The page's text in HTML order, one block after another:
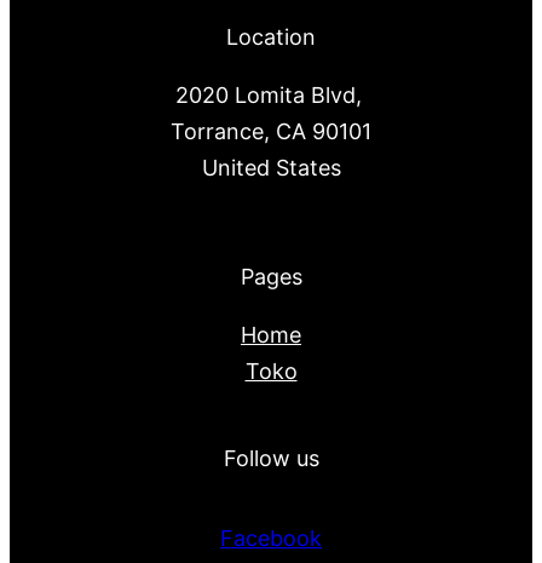
Location
2020 Lomita Blvd,
Torrance, CA 90101
United States
Pages
Home
Toko
Follow us
Facebook